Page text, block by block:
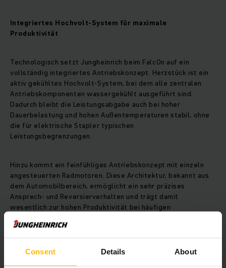
Consent Details About
Integriertes Hochvolt-System für maximale
Produktivität
Technologisch setzt Jungheinrich beim FalcOn auf ein
vollständig integriertes Antriebskonzept. Herzstück ist ein
aktiv gekühltes Hochvolt-System, bei dem alle zentralen
Antriebskomponenten wassergekühlt ausgeführt sind.
Dadurch bleibt die Leistungsabgabe auch bei hoher
Dauerbelastung und hohen Außentemperaturen stabil, ohne
die für elektrische Stapler typischen
Leistungsbegrenzungen.
Hinzu kommt ein feinfühliges Antriebskonzept mit einzeln
angesteuerten Radmotoren. Diese Architektur, bekannt aus
dem Automobilbereich, ermöglicht ein sehr präzises
Ansprech- und Reversierverhalten und trägt damit
wesentlich zur hohen Produktivität bei häufigen
Richtungswechseln und anspruchsvollen Manövern bei.
„Entscheidend ist nicht allein die Höhe der Spannung,
sondern das Zusammenspiel aller Komponenten“, erläutert